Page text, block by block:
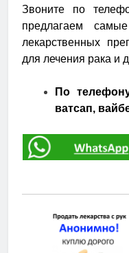
Звоните по
предлагаем
лекарственных
для лечения рака и
По
ватсап,